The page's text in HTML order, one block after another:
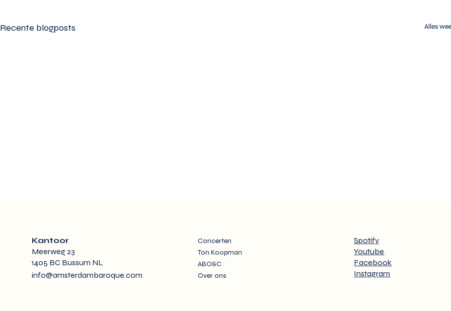
Recente blogposts Alles
Kantoor
Meerweg 23
1405 BC Bussum NL
info@amsterdambaroque.com
Concerten
Ton Koopman
ABO&C
Over ons
Spotify
Youtube
Facebook
Instagram